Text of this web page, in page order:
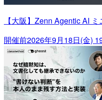
【大阪】Zenn Agentic AI
開催前2026年9月18日(金)